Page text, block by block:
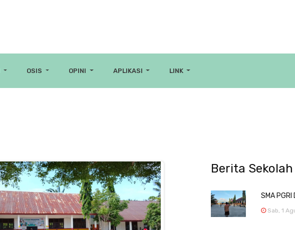
OSIS OPINI APLIKASI LINK
Berita Sekolah
SMA
Sab, 1